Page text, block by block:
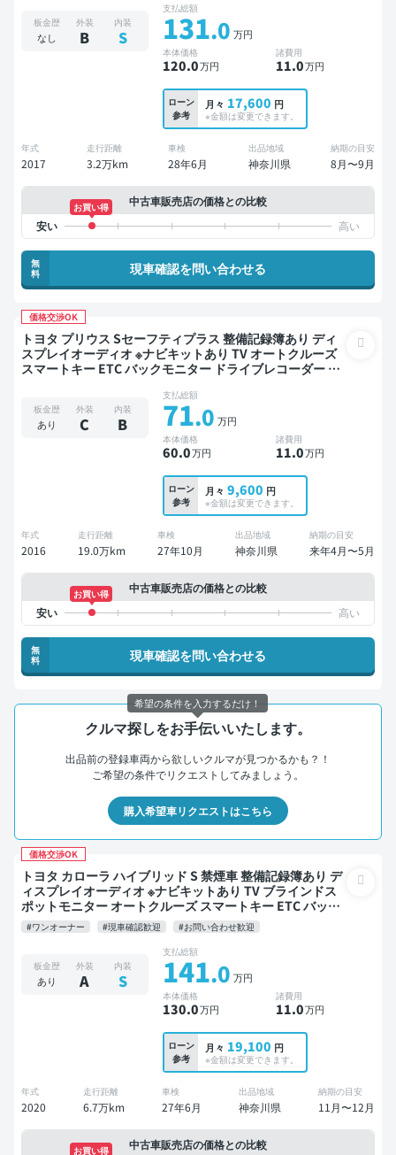
板金歴
なし
外装
B
内装
S
支払総額
131.0 万円
本体価格
120.0万円
諸費用
11.0万円
ローン
参考
月々 17,600 円
※金額は変更できます。
年式
2017
走行距離
3.2万km
車検
28年6月
出品地域
神奈川県
納期の目安
8月〜9月
中古車販売店の価格との比較
お買い得
無
料
現車確認を問い合わせる
価格交渉OK
トヨタ プリウス Sセーフティプラス 整備記録簿あり ディ
スプレイオーディオ ※ナビキットあり TV オートクルーズ
スマートキー ETC バックモニター ドライブレコーダー フ
板金歴
あり
外装
C
内装
B
支払総額
71.0 万円
本体価格
60.0万円
諸費用
11.0万円
ローン
参考
月々 9,600 円
※金額は変更できます。
年式
2016
走行距離
19.0万km
車検
27年10月
出品地域
神奈川県
納期の目安
来年4月〜5月
中古車販売店の価格との比較
お買い得
無
料
現車確認を問い合わせる
クルマ探しをお手伝いいたします。
出品前の登録車両から欲しいクルマが見つかるかも？！
ご希望の条件でリクエストしてみましょう。
購入希望車リクエストはこちら
価格交渉OK
トヨタ カローラ ハイブリッド S 禁煙車 整備記録簿あり デ
ィスプレイオーディオ ※ナビキットあり TV ブラインドス
ポットモニター オートクルーズ スマートキー ETC バック
モニター 衝突軽減
#ワンオーナー #現車確認歓迎 #お問い合わせ歓迎
板金歴
あり
外装
A
内装
S
支払総額
141.0 万円
本体価格
130.0万円
諸費用
11.0万円
ローン
参考
月々 19,100 円
※金額は変更できます。
年式
2020
走行距離
6.7万km
車検
27年6月
出品地域
神奈川県
納期の目安
11月〜12月
中古車販売店の価格との比較
お買い得
希望の条件を入力するだけ！